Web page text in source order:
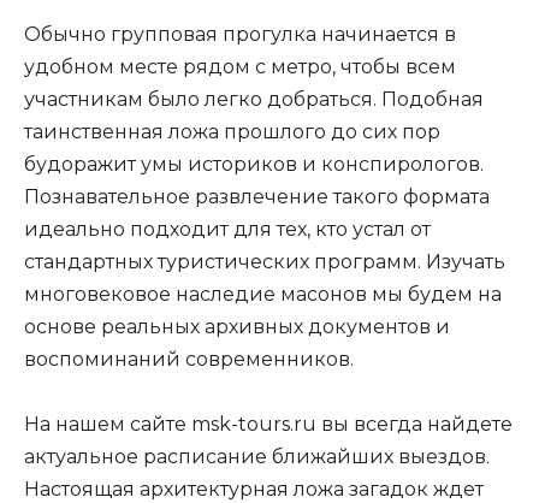
Обычно групповая прогулка начинается в
удобном месте рядом с метро, чтобы всем
участникам было легко добраться. Подобная
таинственная ложа прошлого до сих пор
будоражит умы историков и конспирологов.
Познавательное развлечение такого формата
идеально подходит для тех, кто устал от
стандартных туристических программ. Изучать
многовековое наследие масонов мы будем на
основе реальных архивных документов и
воспоминаний современников.
На нашем сайте msk-tours.ru вы всегда найдете
актуальное расписание ближайших выездов.
Настоящая архитектурная ложа загадок ждет